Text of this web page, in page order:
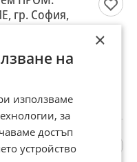
гр. София,
21 юли
гр.
×
на
използваме
за
достъп
устройство